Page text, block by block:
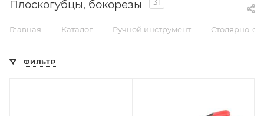
Плоскогубцы, бокорезы
Главная — Каталог — Ручной инструмент — Столярно-
ФИЛЬТР